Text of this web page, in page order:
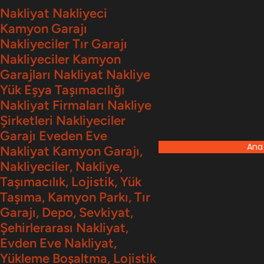
İçeriğe
geç
Nakliyat Nakliyeci
Kamyon Garajı
Nakliyeciler Tır Garajı
Nakliyeciler Kamyon
Garajları Nakliyat Nakliye
Yük Eşya Taşımacılığı
Nakliyat Firmaları Nakliye
Şirketleri Nakliyeciler
Garajı Eveden Eve
Nakliyat Kamyon Garajı,
Nakliyeciler, Nakliye,
Taşımacılık, Lojistik, Yük
Taşıma, Kamyon Parkı, Tır
Garajı, Depo, Sevkiyat,
Şehirlerarası Nakliyat,
Evden Eve Nakliyat,
Yükleme Boşaltma, Lojistik